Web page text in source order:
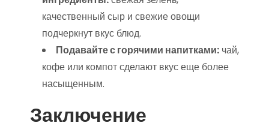
качественный сыр и свежие овощи
подчеркнут вкус блюд.
Подавайте с горячими напитками: чай,
кофе или компот сделают вкус еще более
насыщенным.
Заключение